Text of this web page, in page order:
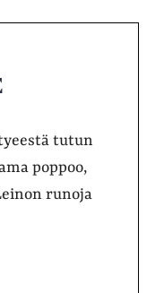
tutun
poppoo,
runoja